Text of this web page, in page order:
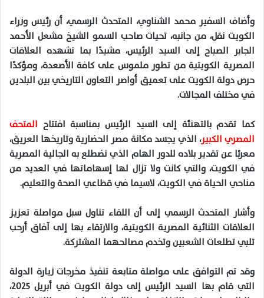
وأضاف السفير محمد الشناوي، المتحدث الرسمي، أن رئيس وزراء
الكويت نقل، من جانبه، تحيات صاحب السمو الشيخ مشعل الأحمد
الجابر الصباح إلى السيد الرئيس، مشيدًا بما تشهده العلاقات
المصرية الكويتية من تطور ملموس على كافة الأصعدة، ومؤكدًا
حرص دولة الكويت على تعميق أواصر التعاون التاريخي بين البلدين
في مختلف المجالات.
كما تقدم بالتهنئة إلى السيد الرئيس بمناسبة افتتاح المتحف
المصري الكبير، الذي يجسد مكانة مصر الحضارية وتاريخها العريق،
معربًا عن تقدير بلاده للدور الهام الذي تضطلع به الجالية المصرية
في الكويت، والتي كانت ولا تزال لها إسهاماتها في العديد من
مناحي الحياة في الكويت، لاسيما في قطاعي الصحة والتعليم.
وأشار المتحدث الرسمي إلى أن اللقاء تناول سبل مواصلة تعزيز
العلاقات الثنائية المصرية الكويتية، والارتقاء بها إلى آفاق أرحب
تلبي تطلعات الشعبين وتخدم مصالحهما المشتركة.
وقد تم التوافق على مواصلة متابعة تنفيذ مخرجات زيارة الدولة
التي قام بها السيد الرئيس إلى دولة الكويت في أبريل ٢٠٢٥،